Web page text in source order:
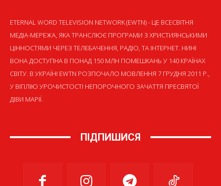
ETERNAL WORD TELEVISION NETWORK (EWTN) - ЦЕ ВСЕСВІТНЯ
МЕДІА-МЕРЕЖА, ЯКА ТРАНСЛЮЄ ПРОГРАМИ З ХРИСТИЯНСЬКИМИ
ЦІННОСТЯМИ ЧЕРЕЗ ТЕЛЕБАЧЕННЯ, РАДІО, ТА ІНТЕРНЕТ. НИНІ
ВОНА ДОСТУПНА В ПОНАД 150 МЛН ПОМЕШКАНЬ У 140 КРАЇНАХ
СВІТУ. В УКРАЇНІ EWTN РОЗПОЧАЛО МОВЛЕННЯ 7 ГРУДНЯ 2011 Р.,
У ВІГІЛІЮ УРОЧИСТОСТІ НЕПОРОЧНОГО ЗАЧАТТЯ ПРЕСВЯТОЇ
ДІВИ МАРІЇ.
ПІДПИШИСЯ